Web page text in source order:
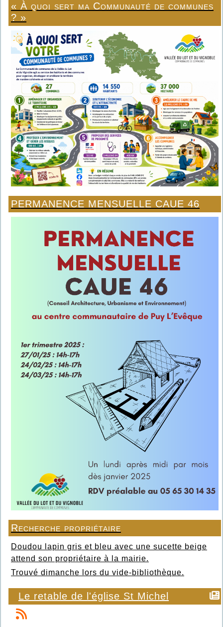
« À quoi sert ma Communauté de communes
? »
PERMANENCE MENSUELLE CAUE 46
Recherche propriétaire
Doudou lapin gris et bleu avec une sucette beige
attend son propriétaire à la mairie.
Trouvé dimanche lors du vide-bibliothèque.
Le retable de l'église St Michel